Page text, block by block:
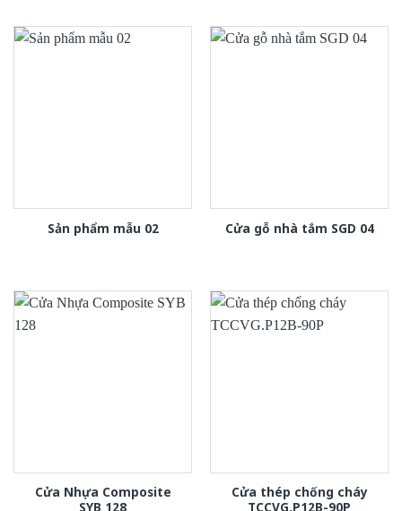
Sản phẩm mẫu 02 Cửa gỗ nhà tắm SGD 04
Cửa Nhựa Composite
SYB 128
Cửa thép chống cháy
TCCVG.P12B-90P